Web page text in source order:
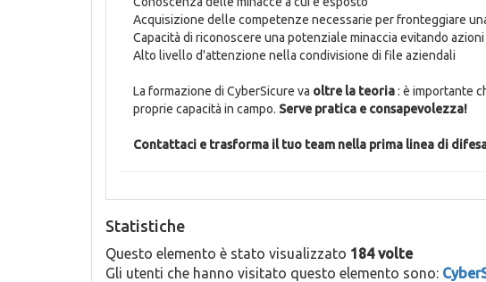
Acquisizione delle competenze necessarie per fronteggiare
Capacità di riconoscere una potenziale minaccia evitando
Alto livello d'attenzione nella condivisione di file aziendali
La formazione di CyberSicure va oltre la teoria: è importante
proprie capacità in campo. Serve pratica e consapevolezza!
Contattaci e trasforma il tuo team nella prima linea di
Statistiche
Questo elemento è stato visualizzato 184 volte
Gli utenti che hanno visitato questo elemento sono: